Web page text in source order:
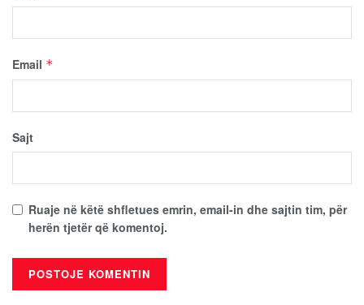
Email *
Sajt
Ruaje në këtë shfletues emrin, email-in dhe sajtin tim, për
herën tjetër që komentoj.